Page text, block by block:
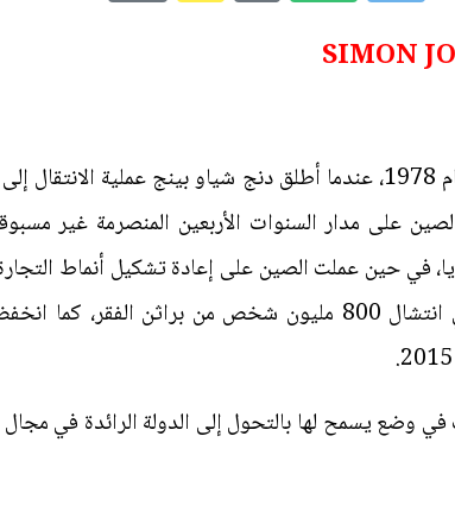
SIMON
واشنطن، العاصمة ــ حققت الصين الكثير منذ عام 1978، عندما أطلق دنج
على مدار السنوات الأربعين المنصرمة غير
سنويا، في حين عملت الصين على إعادة تشكيل أنماط
أكبر اقتصاد في العالَم. وساعد هذا النجاح في انتشال 800 مليون
وضع يسمح لها بالتحول إلى الدولة الرائدة في